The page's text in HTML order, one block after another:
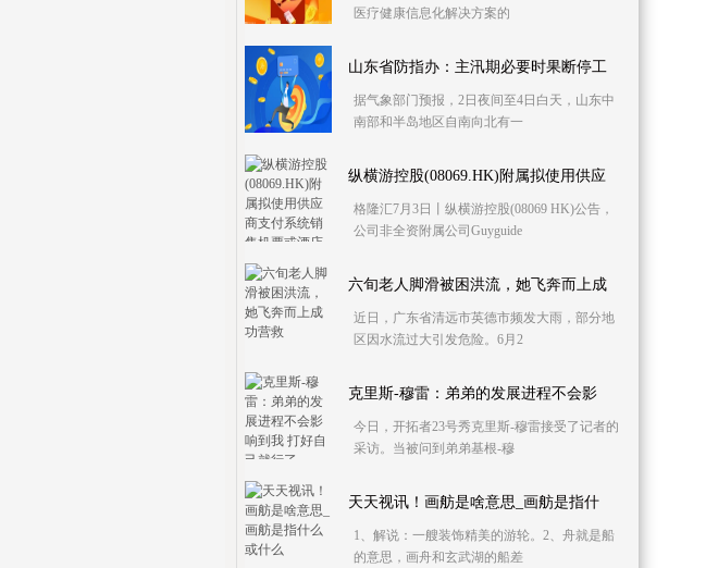
医疗健康信息化解决方案的
山东省防指办：主汛期必要时果断停工
据气象部门预报，2日夜间至4日白天，山东中
南部和半岛地区自南向北有一
纵横游控股(08069.HK)附属拟使用供应
格隆汇7月3日丨纵横游控股(08069 HK)公告，
公司非全资附属公司Guyguide
六旬老人脚滑被困洪流，她飞奔而上成
近日，广东省清远市英德市频发大雨，部分地
区因水流过大引发危险。6月2
克里斯-穆雷：弟弟的发展进程不会影
今日，开拓者23号秀克里斯-穆雷接受了记者的
采访。当被问到弟弟基根-穆
天天视讯！画舫是啥意思_画舫是指什
1、解说：一艘装饰精美的游轮。2、舟就是船
的意思，画舟和玄武湖的船差